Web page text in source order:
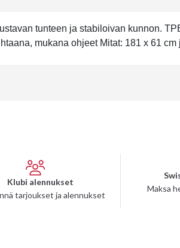
tunteen ja stabiloivan kunnon.
mukana ohjeet Mitat: 181 x 61 cm
Klubi alennukset
tarjoukset ja alennukset
Maksa